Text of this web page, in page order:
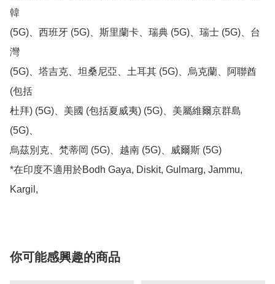
韓
(5G)、西班牙 (5G)、斯里蘭卡、瑞典 (5G)、瑞士 (5G)、台
灣
(5G)、塔吉克、坦桑尼亞、土耳其 (5G)、烏克蘭、阿聯酋
(包括
杜拜) (5G)、美國 (包括夏威夷) (5G)、美屬維爾京群島
(5G)、
烏茲別克、梵蒂岡 (5G)、越南 (5G)、威爾斯 (5G)
*在印度不適用於Bodh Gaya, Diskit, Gulmarg, Jammu,
Kargil,
你可能感興趣的商品